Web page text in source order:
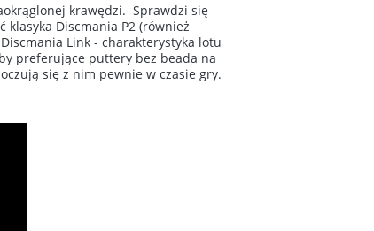
krawędzi. Sprawdzi się
Discmania P2 (również
Link - charakterystyka lotu
preferujące puttery bez beada na
się z nim pewnie w czasie gry.